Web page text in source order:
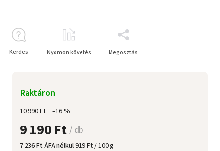
10 990 Ft –16 %
9 190 Ft/ db
7 236 Ft ÁFA nélkül919 Ft / 100 g
Raktáron
Kérdés Nyomon követés Megosztás